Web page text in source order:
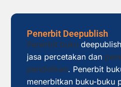
Penerbit Deepublish
Penerbit buku
jasa percetakan dan
pendidikan. Penerbit
menerbitkan buku-buku